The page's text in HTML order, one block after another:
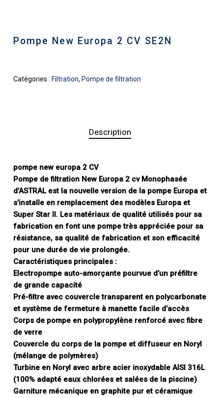
Pompe New Europa 2 CV SE2N
Catégories : Filtration, Pompe de filtration
Description
pompe new europa 2 CV
Pompe de filtration New Europa 2 cv Monophasée
d’ASTRAL est la nouvelle version de la pompe Europa et
s’installe en remplacement des modèles Europa et
Super Star II. Les matériaux de qualité utilisés pour sa
fabrication en font une pompe très appréciée pour sa
résistance, sa qualité de fabrication et son efficacité
pour une durée de vie prolongée.
Caractéristiques principales :
Electropompe auto-amorçante pourvue d’un préfiltre
de grande capacité
Pré-filtre avec couvercle transparent en polycarbonate
et système de fermeture à manette facile d’accès
Corps de pompe en polypropylène renforcé avec fibre
de verre
Couvercle du corps de la pompe et diffuseur en Noryl
(mélange de polymères)
Turbine en Noryl avec arbre acier inoxydable AISI 316L
(100% adapté eaux chlorées et salées de la piscine)
Garniture mécanique en graphite pur et céramique